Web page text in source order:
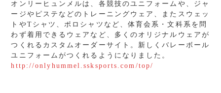
オンリーヒュンメルは、各競技のユニフォームや、ジャ
ージやピステなどのトレーニングウェア、またスウェッ
トやTシャツ、ポロシャツなど、体育会系・文科系を問
わず着用できるウェアなど、多くのオリジナルウェアが
つくれるカスタムオーダーサイト。新しくバレーボール
ユニフォームがつくれるようになりました。
http://onlyhummel.ssksports.com/top/